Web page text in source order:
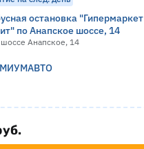
остановка "Гипермаркет
по Анапское шоссе, 14
Анапское, 14